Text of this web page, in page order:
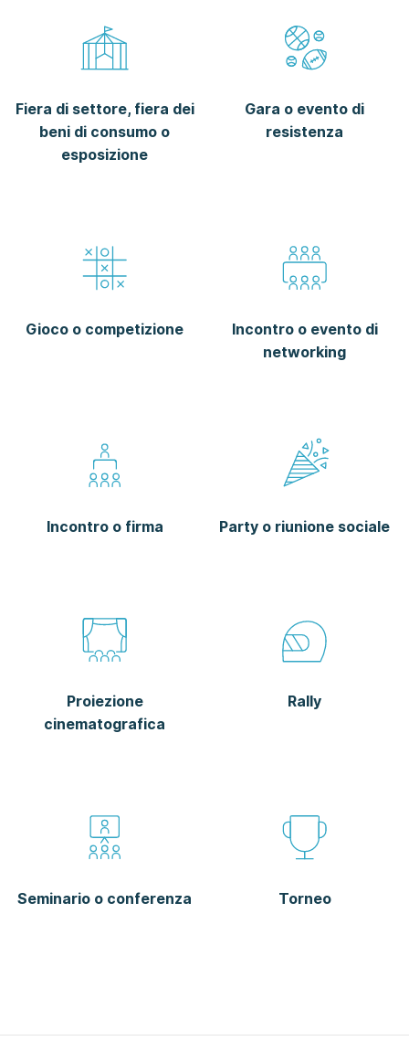
Fiera di settore, fiera dei
beni di consumo o
esposizione
Gara o evento di
resistenza
Gioco o competizione
Incontro o evento di
networking
Incontro o firma Party o riunione sociale
Proiezione
cinematografica
Rally
Seminario o conferenza Torneo